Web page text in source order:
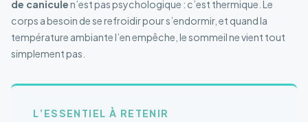
de caniculen’est pas psychologique : c’est thermique. Le
corps a besoin de se refroidir pour s’endormir, et quand la
température ambiante l’en empêche, le sommeil ne vient tout
simplement pas.
L’ESSENTIEL À RETENIR